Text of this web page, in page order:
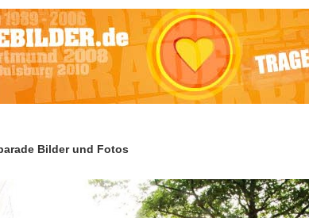
Bilder und Fotos